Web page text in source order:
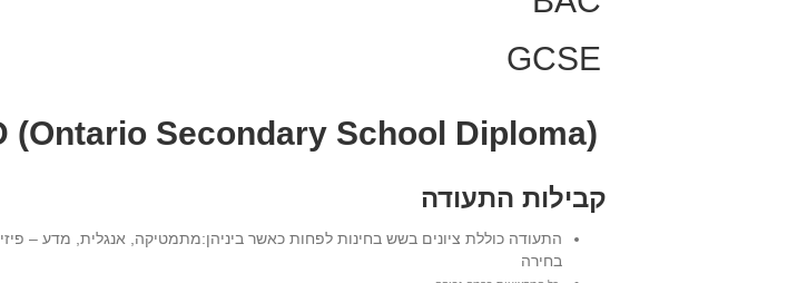
GCSE
קבילות התעודה
התעודה כוללת ציונים בשש בחינות לפחות כאשר ביניהן:מתמטיקה, אנגלית, מדע –
בחירה